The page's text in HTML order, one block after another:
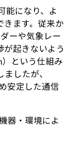
能になり、よ
きます。従来か
ーや気象レー
が起きないよう
）という仕組み
したが、
安定した通信
器・環境によ